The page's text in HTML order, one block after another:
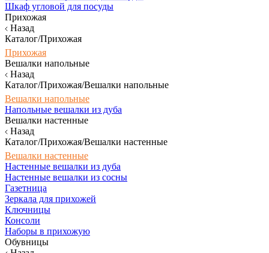
Шкаф угловой для посуды
Прихожая
Назад
Каталог/Прихожая
Прихожая
Вешалки напольные
Назад
Каталог/Прихожая/Вешалки напольные
Вешалки напольные
Напольные вешалки из дуба
Вешалки настенные
Назад
Каталог/Прихожая/Вешалки настенные
Вешалки настенные
Настенные вешалки из дуба
Настенные вешалки из сосны
Газетница
Зеркала для прихожей
Ключницы
Консоли
Наборы в прихожую
Обувницы